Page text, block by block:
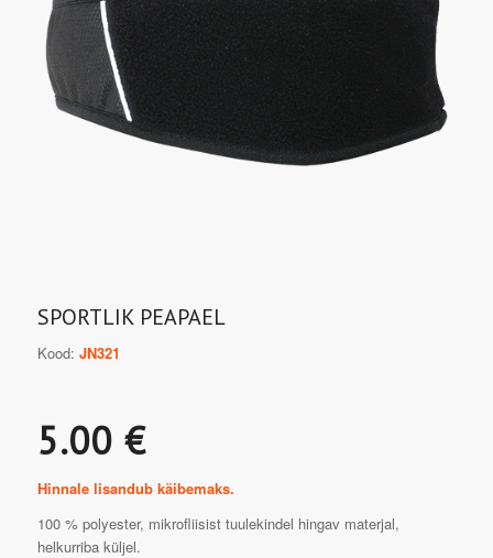
SPORTLIK PEAPAEL
Kood: JN321
5.00 €
Hinnale lisandub käibemaks.
100 % polyester, mikrofliisist tuulekindel hingav materjal,
helkurriba küljel.